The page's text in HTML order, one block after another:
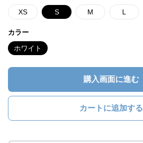
XS S M L
カラー
ホワイト
購入画面に進む
カートに追加する